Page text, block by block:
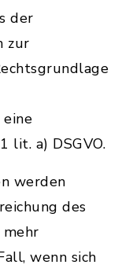
der
zur
lit. a) DSGVO.
werden
des
wenn sich